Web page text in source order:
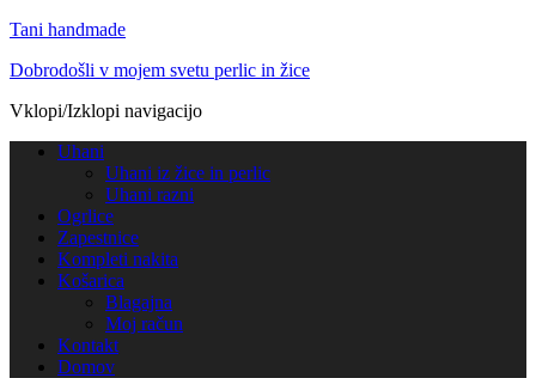
Tani handmade
Dobrodošli v mojem svetu perlic in žice
Vklopi/Izklopi navigacijo
Uhani
Uhani iz žice in perlic
Uhani razni
Ogrlice
Zapestnice
Kompleti nakita
Košarica
Blagajna
Moj račun
Kontakt
Domov